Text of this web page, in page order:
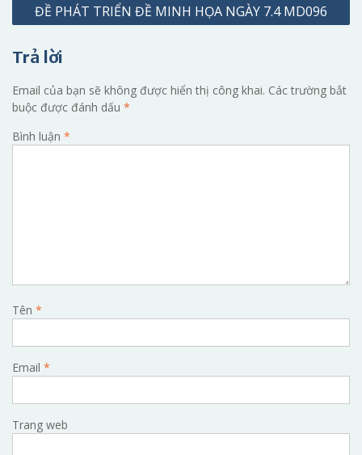
bàiĐỀ PHÁT TRIỂN ĐỀ MINH HỌA NGÀY 7.4 MD096
Trả lời
Email của bạn sẽ không được hiển thị công khai. Các trường bắt
buộc được đánh dấu *
Bình luận *
Tên *
Email *
Trang web